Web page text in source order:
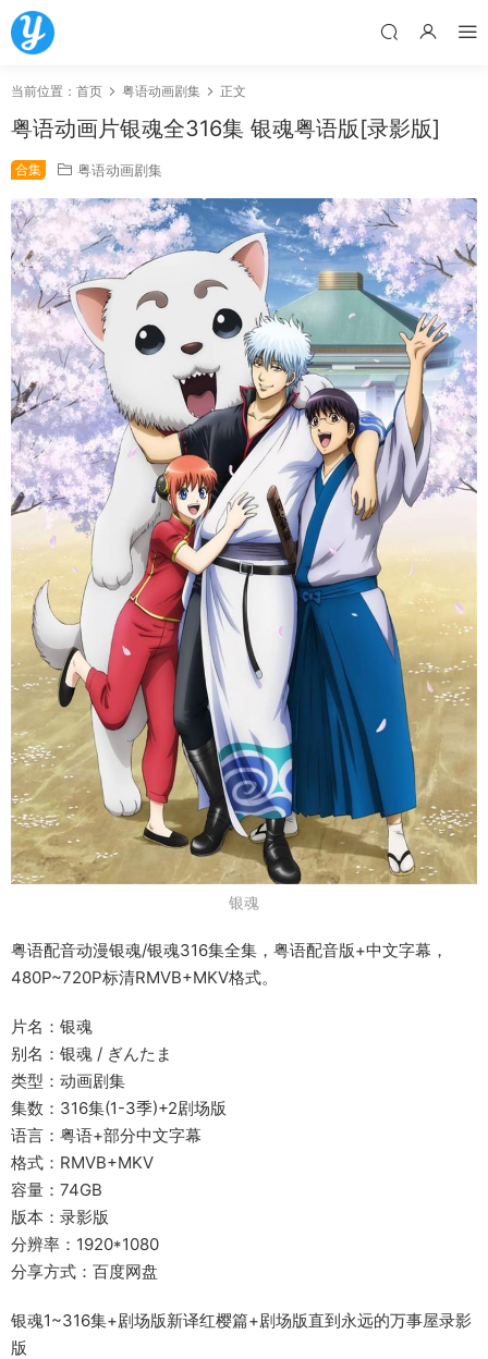
当前位置： 首页 粤语动画剧集 正文
粤语动画片银魂全316集 银魂粤语版[录影版]
合集 粤语动画剧集
银魂
粤语配音动漫银魂/银魂316集全集，粤语配音版+中文字幕，
480P~720P标清RMVB+MKV格式。
片名：银魂
别名：银魂 / ぎんたま
类型：动画剧集
集数：316集(1-3季)+2剧场版
语言：粤语+部分中文字幕
格式：RMVB+MKV
容量：74GB
版本：录影版
分辨率：1920*1080
分享方式：百度网盘
银魂1~316集+剧场版新译红樱篇+剧场版直到永远的万事屋录影
版